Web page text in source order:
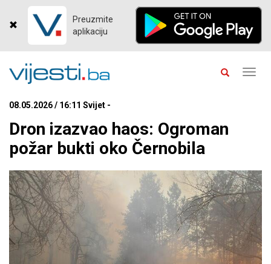
Preuzmite
aplikaciju
08.05.2026 / 16:11 Svijet -
Dron izazvao haos: Ogroman
požar bukti oko Černobila